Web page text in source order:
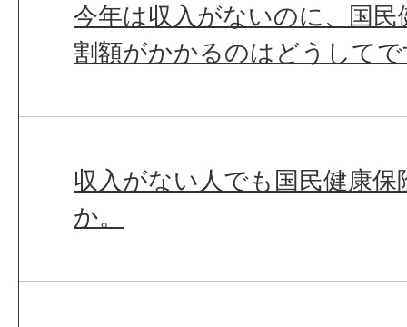
今年は収入がないのに、国民
割額がかかるのはどうして
収入がない人でも国民健康
か。